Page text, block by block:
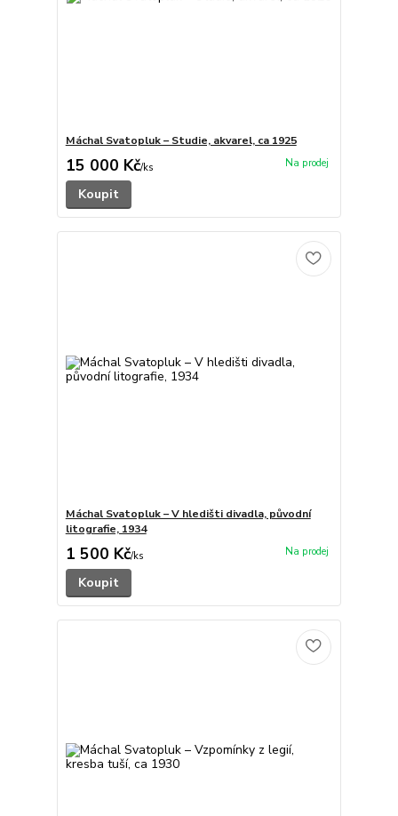
Máchal Svatopluk – Studie, akvarel, ca 1925
15 000 Kč/ks
Koupit
Máchal Svatopluk – V hledišti divadla, původní
litografie, 1934
1 500 Kč/ks
Koupit